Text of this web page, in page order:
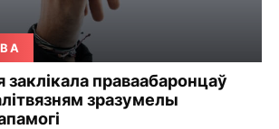
заклікала праваабаронцаў
зразумелы